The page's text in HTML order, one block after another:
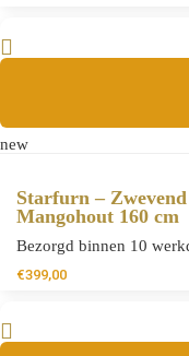
new
Starfurn –
Mangohout 160 cm
Bezorgd binnen 10
€399,00